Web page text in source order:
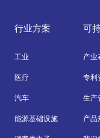
行业方案
工业
医疗
汽车
能源基础设施
可
产业
专利
生产
产品